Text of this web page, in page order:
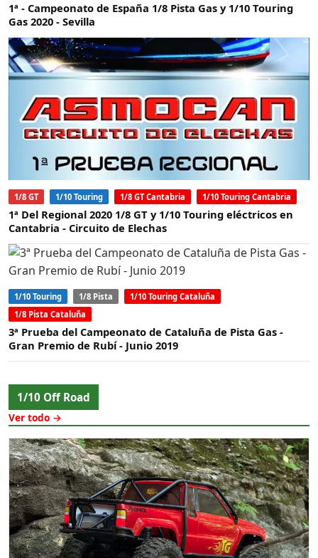
1ª - Campeonato de España 1/8 Pista Gas y 1/10 Touring
Gas 2020 - Sevilla
1/8 GT 1/10 Touring 1/8 GT Cantabria 1/10 Touring Cantabria
1ª Del Regional 2020 1/8 GT y 1/10 Touring eléctricos en
Cantabria - Circuito de Elechas
1/10 Touring 1/8 Pista
1/10 Touring Cataluña
1/8 Pista Cataluña
3ª Prueba del Campeonato de Cataluña de Pista Gas -
Gran Premio de Rubí - Junio 2019
1/10 Off Road
Ver todo →